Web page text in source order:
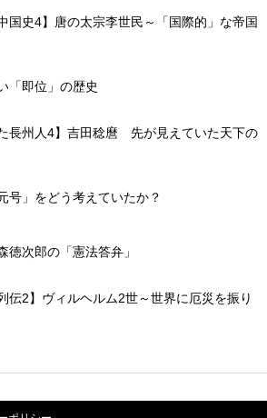
国史4】唐の太宗李世民～「国際的」な帝国
「即位」の歴史
た長州人4】吉田稔麿 先が見えていた天下の
号」をどう考えていたか？
徳次郎の「憲法答弁」
伝2】ヴィルヘルム2世～世界に厄災を振り